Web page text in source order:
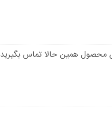
محصول همین حالا تماس بگیرید